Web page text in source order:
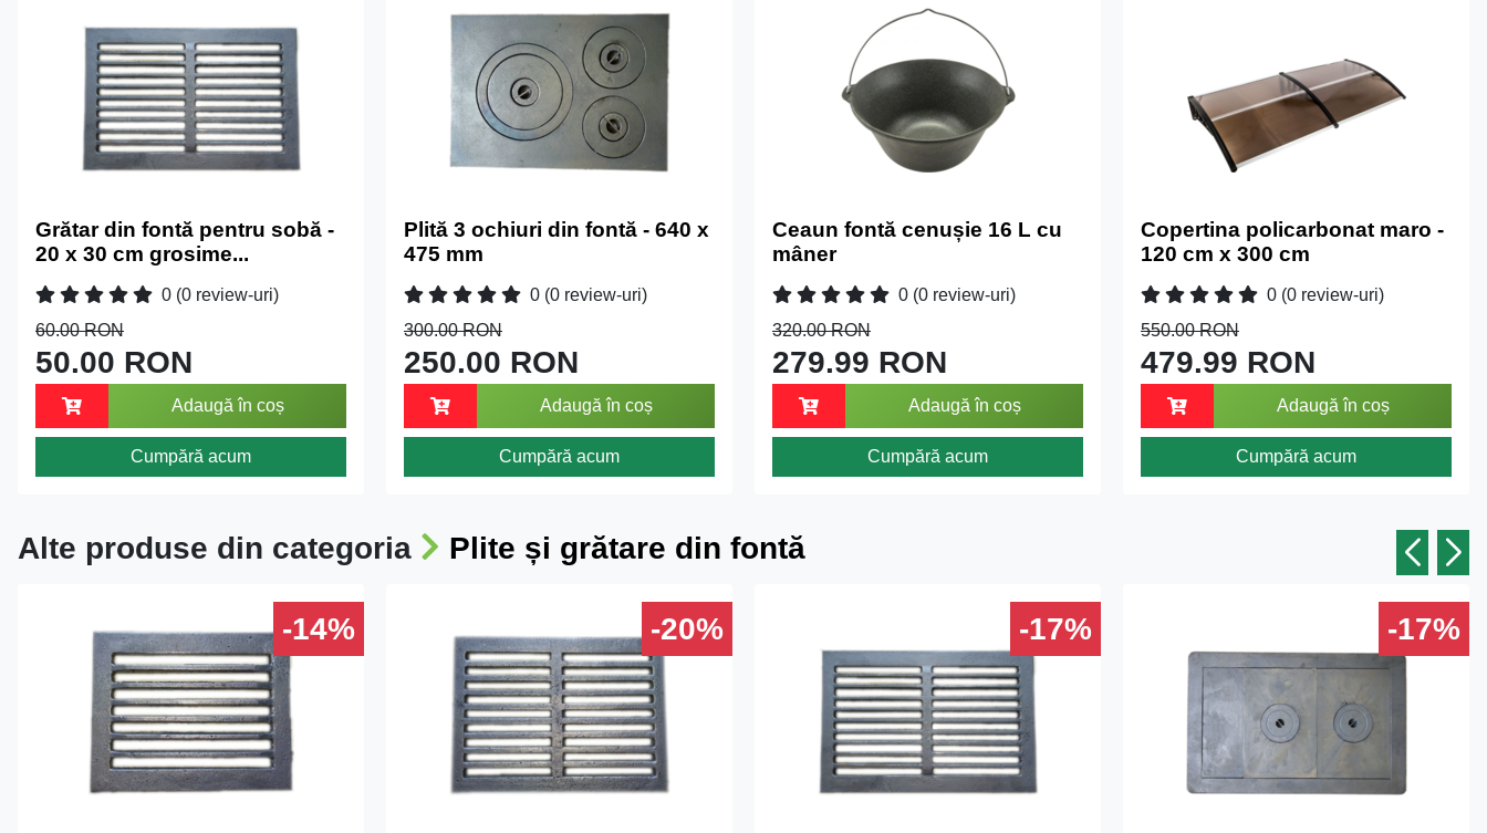
Grătar din fontă pentru sobă -
20 x 30 cm grosime...
0 (0 review-uri)
60.00 RON
50.00 RON
Adaugă în coș
Cumpără acum
Plită 3 ochiuri din fontă - 640 x
475 mm
0 (0 review-uri)
300.00 RON
250.00 RON
Adaugă în coș
Cumpără acum
Ceaun fontă cenușie 16 L cu
mâner
0 (0 review-uri)
320.00 RON
279.99 RON
Adaugă în coș
Cumpără acum
Copertina policarbonat maro -
120 cm x 300 cm
0 (0 review-uri)
550.00 RON
479.99 RON
Adaugă în coș
Cumpără acum
Alte produse din categoria Plite și grătare din fontă
-14% -20% -17% -17%